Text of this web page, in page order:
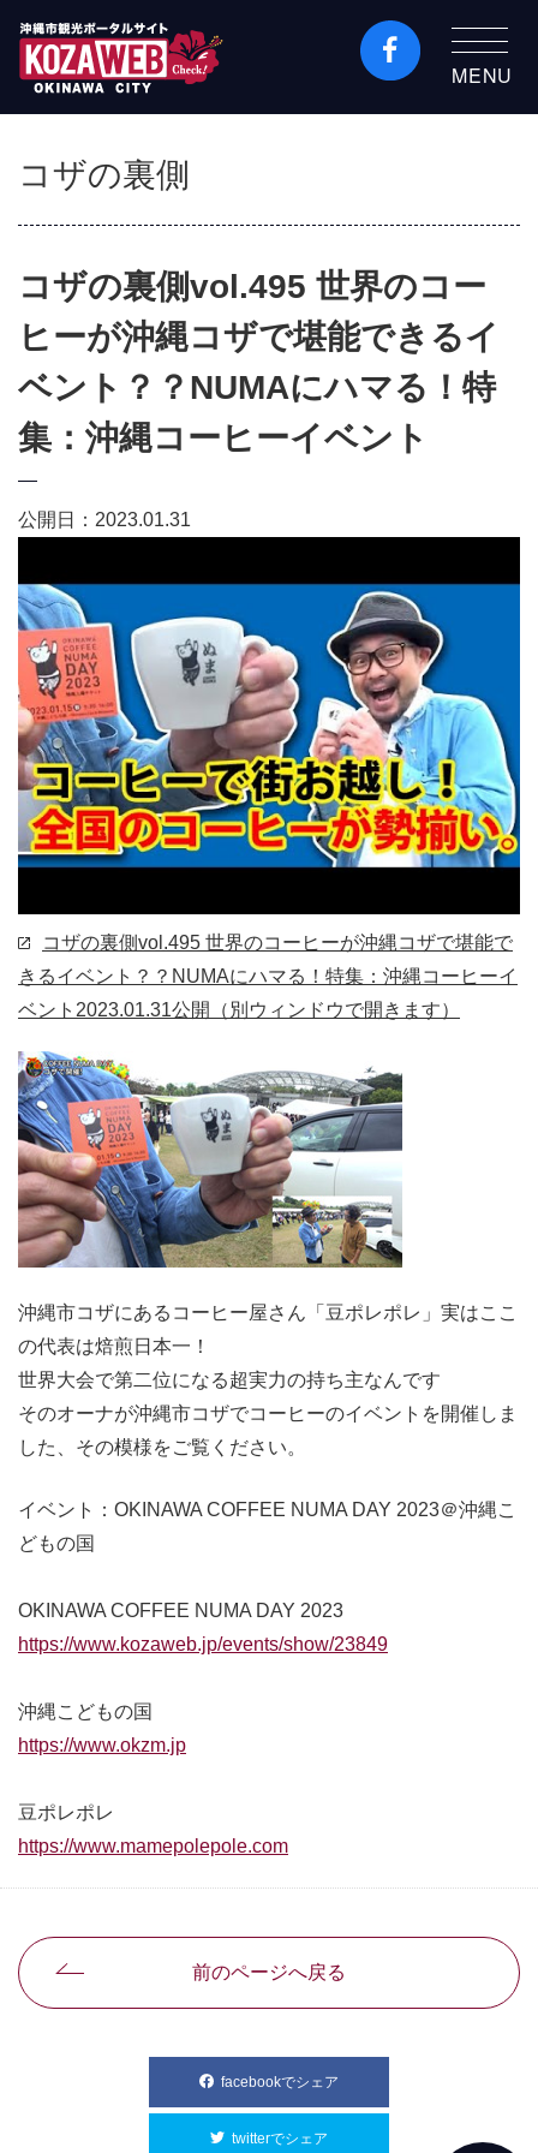
沖縄市観光ポータルコ
縄市コザの表も裏も楽
MENU
コザの裏側
コザの裏側vol.495 世界のコー
ヒーが沖縄コザで堪能できるイ
ベント？？NUMAにハマる！特
集：沖縄コーヒーイベント
公開日：2023.01.31
コザの裏側vol.495 世界のコーヒーが沖縄コザで堪能で
きるイベント？？NUMAにハマる！特集：沖縄コーヒーイ
ベント 2023.01.31公開 （別ウィンドウで開きます）
沖縄市コザにあるコーヒー屋さん「豆ポレポレ」実はここ
の代表は焙煎日本一！
世界大会で第二位になる超実力の持ち主なんです
そのオーナが沖縄市コザでコーヒーのイベントを開催しま
した、その模様をご覧ください。
イベント：OKINAWA COFFEE NUMA DAY 2023＠沖縄こ
どもの国
OKINAWA COFFEE NUMA DAY 2023
https://www.kozaweb.jp/events/show/23849
沖縄こどもの国
https://www.okzm.jp
豆ポレポレ
https://www.mamepolepole.com
前のページへ戻る
facebookでシェア
twitterでシェア